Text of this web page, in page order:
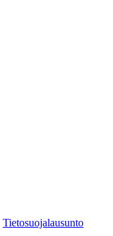
Tietosuojalausunto